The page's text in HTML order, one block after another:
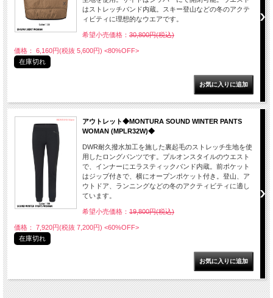
はストレッチバンド内蔵。スキー登山などの冬のアクテ
ィビティに理想的なウエアです。
希望小売価格： 30,800円(税込)
価格： 6,160円(税抜 5,600円) <80%OFF>
在庫切れ
アウトレット◆MONTURA SOUND WINTER PANTS
WOMAN (MPLR32W)◆
DWR耐久撥水加工を施した裏起毛のストレッチ生地を使
用したロングパンツです。プルオンスタイルのウエスト
で、インナーにエラスティックバンド内蔵。前ポケット
はジップ付きで、横にオープンポケット付き。登山、ア
ウトドア、ランニングなどの冬のアクティビティに適し
ています。
希望小売価格： 19,800円(税込)
価格： 7,920円(税抜 7,200円) <60%OFF>
在庫切れ